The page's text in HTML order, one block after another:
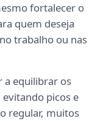
fortalecer o
quem deseja
trabalho ou nas
a equilibrar os
picos e
regular, muitos